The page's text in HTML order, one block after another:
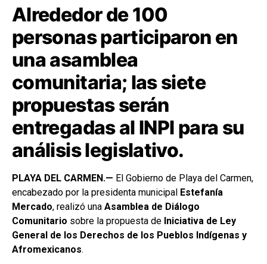
Alrededor de 100
personas participaron en
una asamblea
comunitaria; las siete
propuestas serán
entregadas al INPI para su
análisis legislativo.
PLAYA DEL CARMEN.— El Gobierno de Playa del Carmen,
encabezado por la presidenta municipal Estefanía
Mercado, realizó una Asamblea de Diálogo
Comunitario sobre la propuesta de Iniciativa de Ley
General de los Derechos de los Pueblos Indígenas y
Afromexicanos.